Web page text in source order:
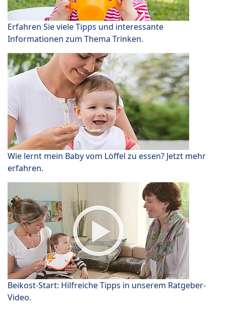
Erfahren Sie viele Tipps und interessante
Informationen zum Thema Trinken.
Wie lernt mein Baby vom Löffel zu essen? Jetzt mehr
erfahren.
Beikost-Start: Hilfreiche Tipps in unserem Ratgeber-
Video.